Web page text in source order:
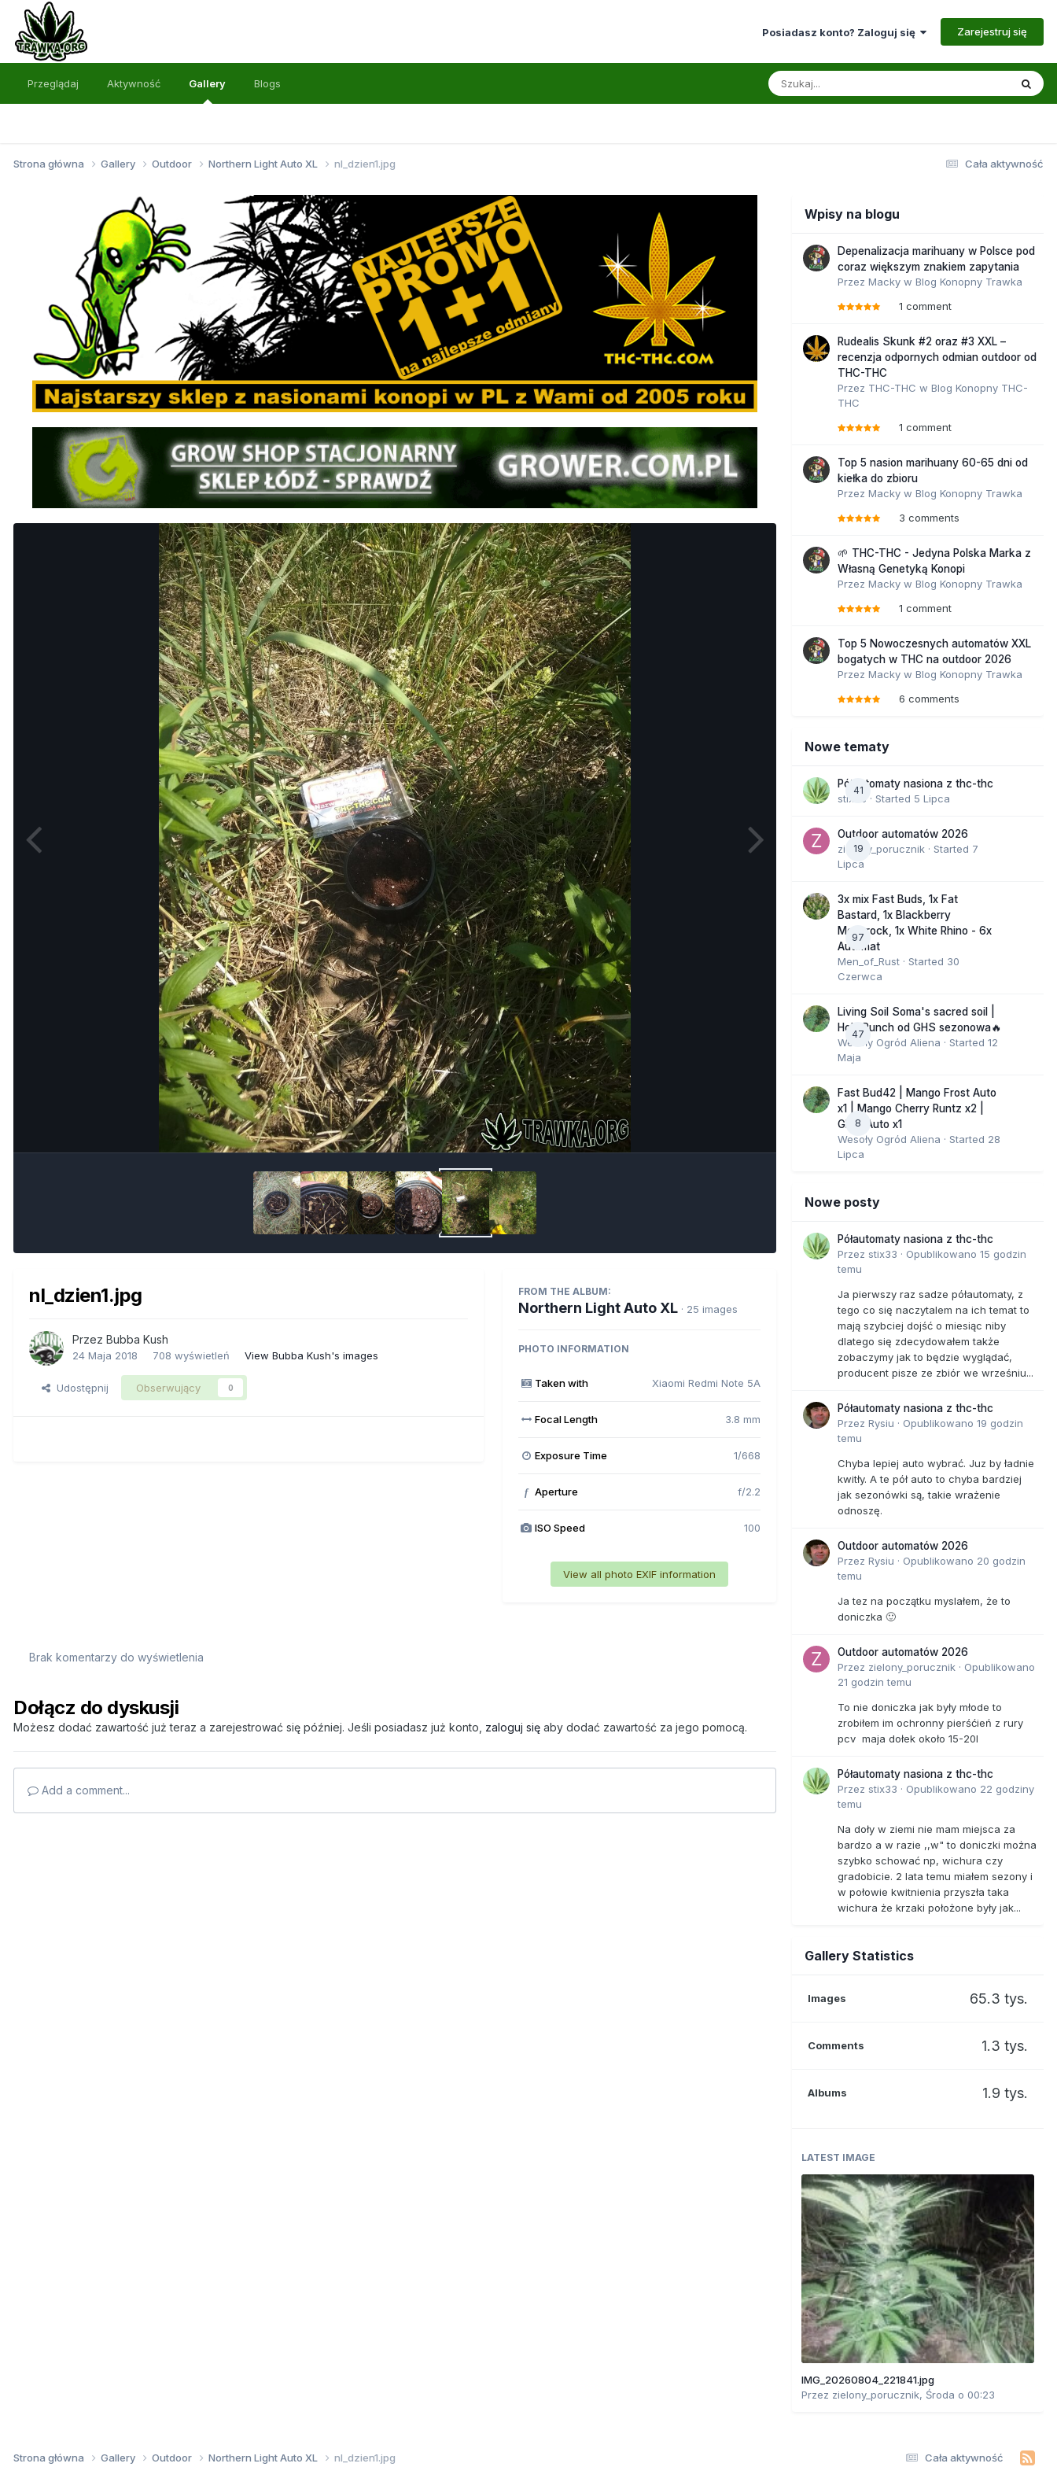
Posiadasz konto? Zaloguj się Zarejestruj się
Przeglądaj Aktywność Gallery Blogs
Cała aktywność
Strona główna Gallery Outdoor Northern Light Auto XL nl_dzien1.jpg
nl_dzien1.jpg
Przez Bubba Kush
24 Maja 2018 708 wyświetleń View Bubba Kush's images
Udostępnij Obserwujący 0
FROM THE ALBUM:
Northern Light Auto XL · 25 images
PHOTO INFORMATION
Taken with Xiaomi Redmi Note 5A
Focal Length 3.8 mm
Exposure Time 1/668
f Aperture f/2.2
ISO Speed 100
View all photo EXIF information
Brak komentarzy do wyświetlenia
Dołącz do dyskusji
Możesz dodać zawartość już teraz a zarejestrować się później. Jeśli posiadasz już konto, zaloguj się aby dodać zawartość za jego pomocą.
Add a comment...
Wpisy na blogu
Depenalizacja marihuany w Polsce pod
coraz większym znakiem zapytania
Przez Macky w Blog Konopny Trawka
1 comment
Rudealis Skunk #2 oraz #3 XXL –
recenzja odpornych odmian outdoor od
THC-THC
Przez THC-THC w Blog Konopny THC-
THC
1 comment
Top 5 nasion marihuany 60-65 dni od
kiełka do zbioru
Przez Macky w Blog Konopny Trawka
3 comments
🌱 THC-THC - Jedyna Polska Marka z
Własną Genetyką Konopi
Przez Macky w Blog Konopny Trawka
1 comment
Top 5 Nowoczesnych automatów XXL
bogatych w THC na outdoor 2026
Przez Macky w Blog Konopny Trawka
6 comments
Nowe tematy
41
Półautomaty nasiona z thc-thc
stix33 · Started 5 Lipca
19
Outdoor automatów 2026
zielony_porucznik · Started 7
Lipca
97
3x mix Fast Buds, 1x Fat
Bastard, 1x Blackberry
Moonrock, 1x White Rhino - 6x
Automat
Men_of_Rust · Started 30
Czerwca
47
Living Soil Soma's sacred soil |
Holy Punch od GHS sezonowa🔥
Wesoły Ogród Aliena · Started 12
Maja
8
Fast Bud42 | Mango Frost Auto
x1 | Mango Cherry Runtz x2 |
GMO Auto x1
Wesoły Ogród Aliena · Started 28
Lipca
Nowe posty
Półautomaty nasiona z thc-thc
Przez stix33 · Opublikowano 15 godzin
temu
Ja pierwszy raz sadze półautomaty, z
tego co się naczytalem na ich temat to
mają szybciej dojść o miesiąc niby
dlatego się zdecydowałem także
zobaczymy jak to będzie wyglądać,
producent pisze ze zbiór we wrześniu...
Półautomaty nasiona z thc-thc
Przez Rysiu · Opublikowano 19 godzin
temu
Chyba lepiej auto wybrać. Juz by ładnie
kwitły. A te pół auto to chyba bardziej
jak sezonówki są, takie wrażenie
odnoszę.
Outdoor automatów 2026
Przez Rysiu · Opublikowano 20 godzin
temu
Ja tez na początku myslałem, że to
doniczka 🙂
Outdoor automatów 2026
Przez zielony_porucznik · Opublikowano
21 godzin temu
To nie doniczka jak były młode to
zrobiłem im ochronny pierśćień z rury
pcv maja dołek około 15-20l
Półautomaty nasiona z thc-thc
Przez stix33 · Opublikowano 22 godziny
temu
Na doły w ziemi nie mam miejsca za
bardzo a w razie ,,w" to doniczki można
szybko schować np, wichura czy
gradobicie. 2 lata temu miałem sezony i
w połowie kwitnienia przyszła taka
wichura że krzaki położone były jak...
Gallery Statistics
Images 65.3 tys.
Comments 1.3 tys.
Albums 1.9 tys.
LATEST IMAGE
IMG_20260804_221841.jpg
Przez zielony_porucznik, Środa o 00:23
Cała aktywność
Strona główna Gallery Outdoor Northern Light Auto XL nl_dzien1.jpg